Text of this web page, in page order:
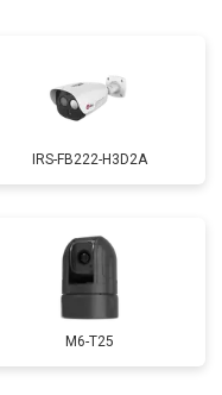
IRS-FB222-H3D2A
M6-T25